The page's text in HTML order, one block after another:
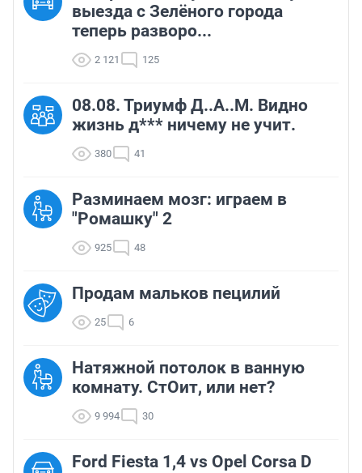
выезда с Зелёного города
теперь разворо...
2 121 125
08.08. Триумф Д..А..М. Видно
жизнь д*** ничему не учит.
380 41
Разминаем мозг: играем в
"Ромашку" 2
925 48
Продам мальков пецилий
25 6
Натяжной потолок в ванную
комнату. СтОит, или нет?
9 994 30
Ford Fiesta 1,4 vs Opel Corsa D